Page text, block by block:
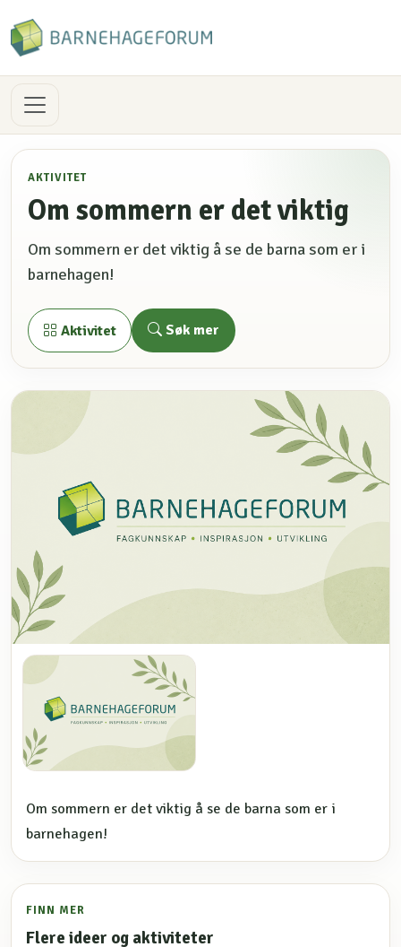
AKTIVITET
Om sommern er det viktig
Om sommern er det viktig å se de barna som er i
barnehagen!
Aktivitet Søk mer
Om sommern er det viktig å se de barna som er i
barnehagen!
FINN MER
Flere ideer og aktiviteter